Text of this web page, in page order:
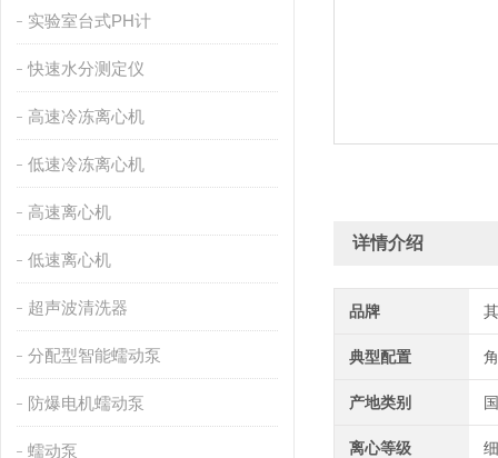
实验室台式PH计
快速水分测定仪
高速冷冻离心机
低速冷冻离心机
高速离心机
低速离心机
超声波清洗器
分配型智能蠕动泵
防爆电机蠕动泵
蠕动泵
详情介绍
品牌
典型配置
产地类别
离心等级